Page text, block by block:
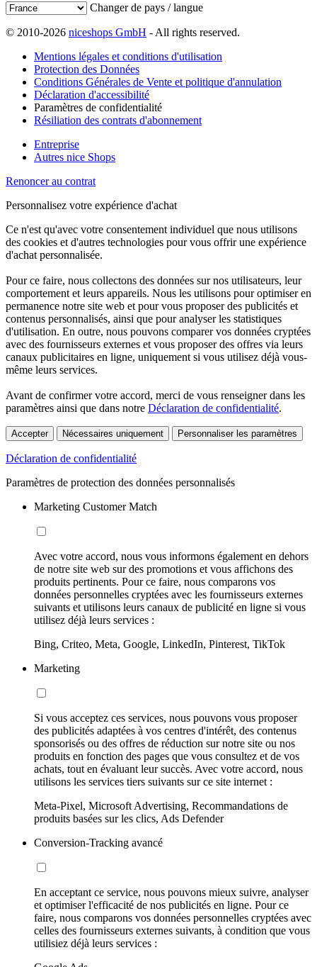
Changer de pays / langue
© 2010-2026 niceshops GmbH - All rights reserved.
Mentions légales et conditions d'utilisation
Protection des Données
Conditions Générales de Vente et politique d'annulation
Déclaration d'accessibilité
Paramètres de confidentialité
Résiliation des contrats d'abonnement
Entreprise
Autres nice Shops
Renoncer au contrat
Personnalisez votre expérience d'achat
Ce n'est qu'avec votre consentement individuel que nous utilisons
des cookies et d'autres technologies pour vous offrir une expérience
d'achat personnalisée.
Pour ce faire, nous collectons des données sur nos utilisateurs, leur
comportement et leurs appareils. Nous les utilisons pour optimiser en
permanence notre site web et pour vous proposer des publicités et
contenus personnalisés, ainsi que pour analyser les statistiques
d'utilisation. En outre, nous pouvons comparer vos données cryptées
avec des fournisseurs externes et vous proposer des offres via leurs
canaux publicitaires en ligne, uniquement si vous utilisez déjà vous-
même leurs services.
Avant de confirmer votre accord, merci de vous renseigner dans les
paramètres ainsi que dans notre Déclaration de confidentialité.
Accepter Nécessaires uniquement Personnaliser les paramètres
Déclaration de confidentialité
Paramètres de protection des données personnalisés
Marketing Customer Match
Avec votre accord, nous vous informons également en dehors
de notre site web sur des promotions et vous affichons des
produits pertinents. Pour ce faire, nous comparons vos
données personnelles cryptées avec les fournisseurs externes
suivants et utilisons leurs canaux de publicité en ligne si vous
utilisez déjà leurs services :
Bing, Criteo, Meta, Google, LinkedIn, Pinterest, TikTok
Marketing
Si vous acceptez ces services, nous pouvons vous proposer
des publicités adaptées à vos centres d'intérêt, des contenus
sponsorisés ou des offres de réduction sur notre site ou nos
produits en fonction des pages que vous consultez et de vos
achats, tout en évaluant leur succès. Avec votre accord, nous
utilisons les services tiers suivants sur ce site internet :
Meta-Pixel, Microsoft Advertising, Recommandations de
produits basées sur les clics, Ads Defender
Conversion-Tracking avancé
En acceptant ce service, nous pouvons mieux suivre, analyser
et optimiser l'efficacité de nos publicités en ligne. Pour ce
faire, nous comparons vos données personnelles cryptées avec
celles des fournisseurs externes suivants, à condition que vous
utilisiez déjà leurs services :